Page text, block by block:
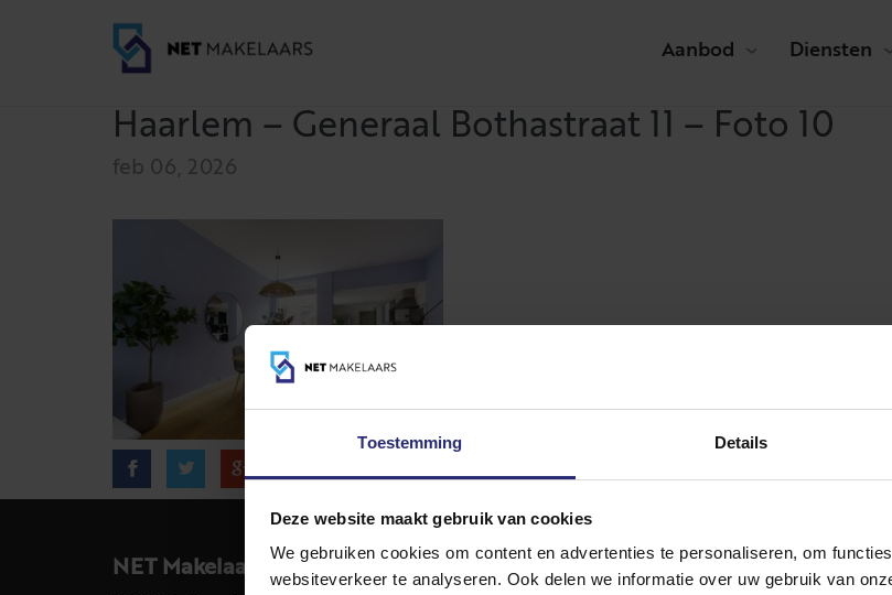
Toestemming Details
Deze website maakt gebruik van cookies
We gebruiken cookies om content en advertenties te personaliseren, om
websiteverkeer te analyseren. Ook delen we informatie over uw gebruik van
Aanbod Diensten
Haarlem – Generaal Bothastraat 11 – Foto 10
feb 06, 2026
NET Makelaars Diensten